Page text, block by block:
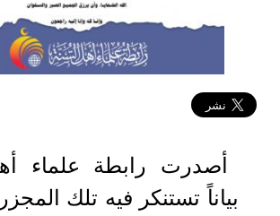
أصدرت رابطة علماء
بياناً تستنكر فيه تلك